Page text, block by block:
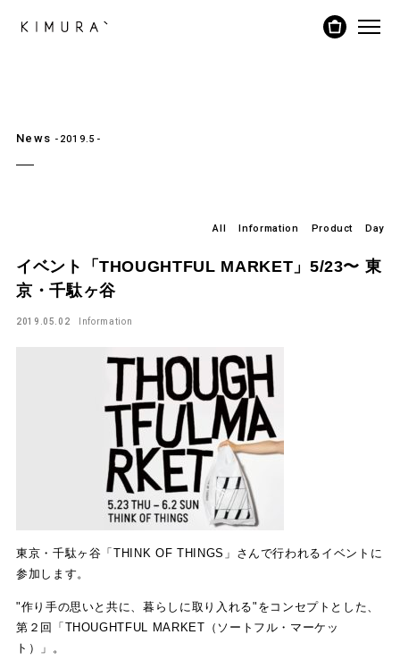
News -2019.5-
All Information Product Day
イベント「THOUGHTFUL MARKET」5/23〜 東
京・千駄ヶ谷
2019.05.02 Information
東京・千駄ヶ谷「THINK OF THINGS」さんで行われるイベントに
参加します。
"作り手の思いと共に、暮らしに取り入れる"をコンセプトとした、
第２回「THOUGHTFUL MARKET（ソートフル・マーケッ
ト）」。